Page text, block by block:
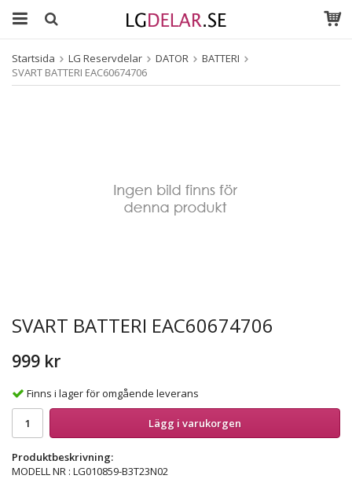
Startsida LG Reservdelar DATOR
BATTERI
SVART BATTERI EAC60674706
SVART BATTERI EAC60674706
999 kr
Finns i lager för omgående leverans
Lägg i varukorgen
Produktbeskrivning:
MODELL NR : LG010859-B3T23N02